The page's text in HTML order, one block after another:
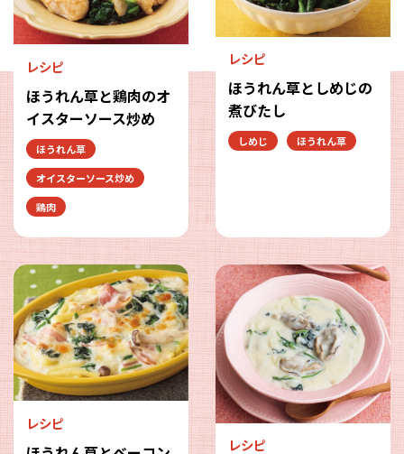
レシピ
ほうれん草と鶏肉のオ
イスターソース炒め
ほうれん草
オイスターソース炒め
鶏肉
レシピ
ほうれん草としめじの
煮びたし
しめじ ほうれん草
レシピ
レシピ